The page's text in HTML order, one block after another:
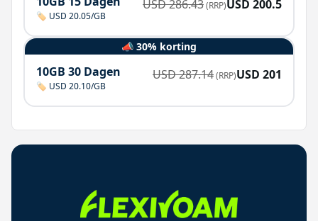
🏷️ USD 20.05/GB
USD286.43(RRP)USD 200.5
📣 30% korting
10GB 30 Dagen
🏷️ USD 20.10/GB
USD287.14(RRP)USD 201